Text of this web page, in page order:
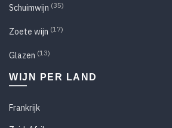
Schuimwijn (35)
Zoete wijn (17)
Glazen (13)
WIJN PER LAND
Frankrijk